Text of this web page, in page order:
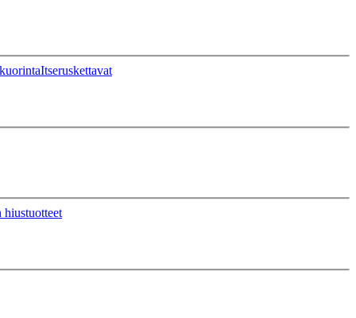
Itseruskettavat
hiustuotteet